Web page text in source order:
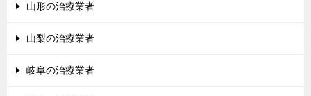
山形の治療業者
山梨の治療業者
岐阜の治療業者